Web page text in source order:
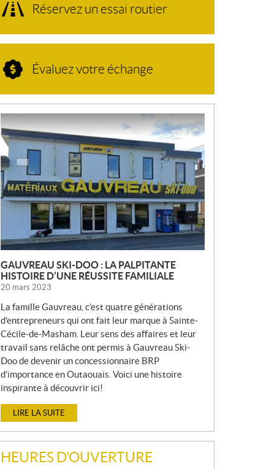
Réservez un essai routier
Évaluez votre échange
N
O
U
V
E
L
L
GAUVREAU SKI-DOO : LA PALPITANTE
HISTOIRE D’UNE RÉUSSITE FAMILIALE
20 mars 2023
La famille Gauvreau, c’est quatre générations
d’entrepreneurs qui ont fait leur marque à Sainte-
Cécile-de-Masham. Leur sens des affaires et leur
travail sans relâche ont permis à Gauvreau Ski-
Doo de devenir un concessionnaire BRP
d’importance en Outaouais. Voici une histoire
inspirante à découvrir ici!
LIRE LA SUITE
HEURES D'OUVERTURE